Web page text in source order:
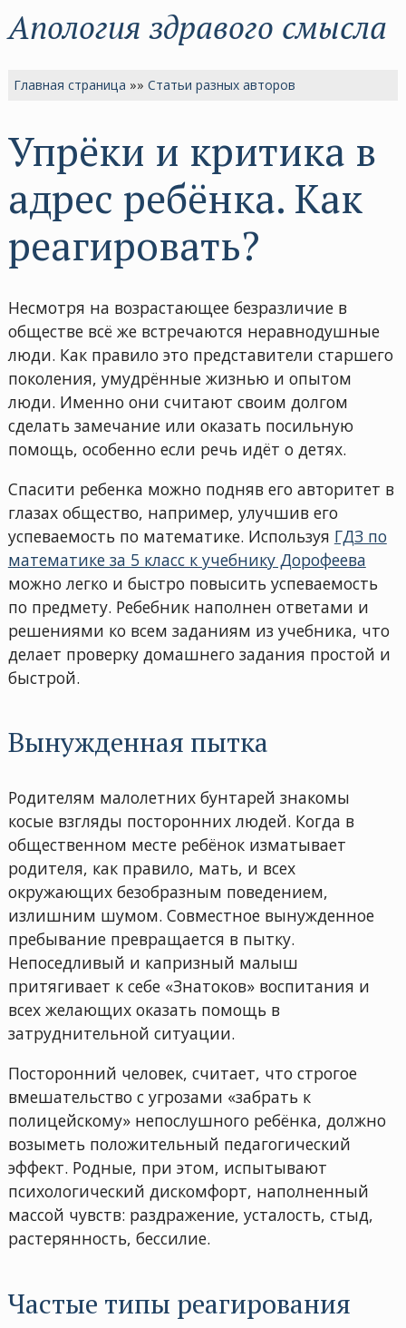
Апология здравого смысла
Главная страница »»Статьи разных авторов
Упрёки и критика в
адрес ребёнка. Как
реагировать?
Несмотря на возрастающее безразличие в
обществе всё же встречаются неравнодушные
люди. Как правило это представители старшего
поколения, умудрённые жизнью и опытом
люди. Именно они считают своим долгом
сделать замечание или оказать посильную
помощь, особенно если речь идёт о детях.
Спасити ребенка можно подняв его авторитет в
глазах общество, например, улучшив его
успеваемость по математике. Используя ГДЗ по
математике за 5 класс к учебнику Дорофеева
можно легко и быстро повысить успеваемость
по предмету. Ребебник наполнен ответами и
решениями ко всем заданиям из учебника, что
делает проверку домашнего задания простой и
быстрой.
Вынужденная пытка
Родителям малолетних бунтарей знакомы
косые взгляды посторонних людей. Когда в
общественном месте ребёнок изматывает
родителя, как правило, мать, и всех
окружающих безобразным поведением,
излишним шумом. Совместное вынужденное
пребывание превращается в пытку.
Непоседливый и капризный малыш
притягивает к себе «Знатоков» воспитания и
всех желающих оказать помощь в
затруднительной ситуации.
Посторонний человек, считает, что строгое
вмешательство с угрозами «забрать к
полицейскому» непослушного ребёнка, должно
возыметь положительный педагогический
эффект. Родные, при этом, испытывают
психологический дискомфорт, наполненный
массой чувств: раздражение, усталость, стыд,
растерянность, бессилие.
Частые типы реагирования